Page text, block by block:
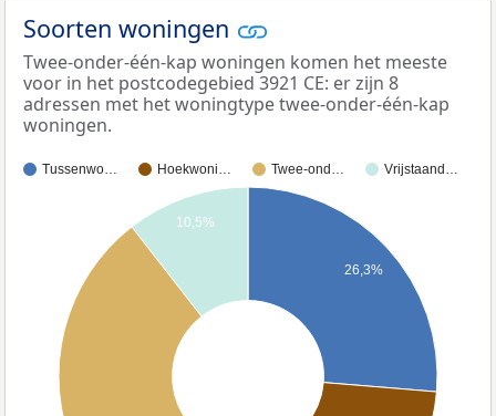
Soorten woningen
Twee-onder-één-kap woningen komen het meeste
voor in het postcodegebied 3921 CE: er zijn 8
adressen met het woningtype twee-onder-één-kap
woningen.
Tussenwo… Hoekwoni… Twee-ond… Vrijstaand…
26,3%
10,5%